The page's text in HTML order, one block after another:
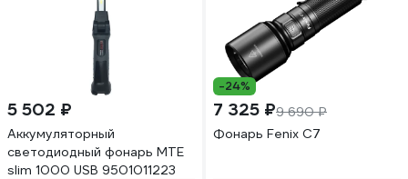
5 502 ₽
Аккумуляторный
светодиодный фонарь MTE
slim 1000 USB 9501011223
-24%
7 325 ₽9 690 ₽
Фонарь Fenix C7